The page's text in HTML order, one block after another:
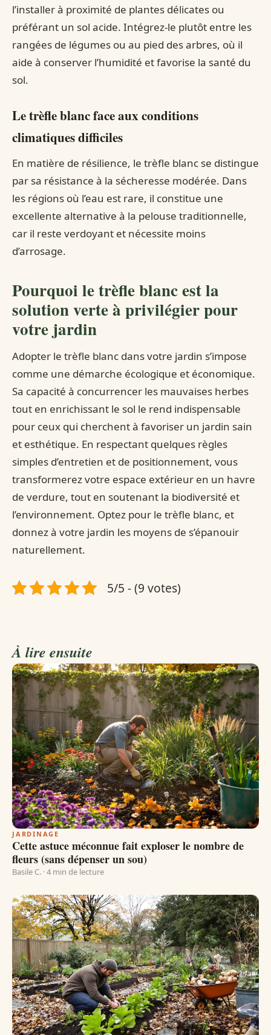
l’installer à proximité de plantes délicates ou
préférant un sol acide. Intégrez-le plutôt entre les
rangées de légumes ou au pied des arbres, où il
aide à conserver l’humidité et favorise la santé du
sol.
Le trèfle blanc face aux conditions
climatiques difficiles
En matière de résilience, le trèfle blanc se distingue
par sa résistance à la sécheresse modérée. Dans
les régions où l’eau est rare, il constitue une
excellente alternative à la pelouse traditionnelle,
car il reste verdoyant et nécessite moins
d’arrosage.
Pourquoi le trèfle blanc est la
solution verte à privilégier pour
votre jardin
Adopter le trèfle blanc dans votre jardin s’impose
comme une démarche écologique et économique.
Sa capacité à concurrencer les mauvaises herbes
tout en enrichissant le sol le rend indispensable
pour ceux qui cherchent à favoriser un jardin sain
et esthétique. En respectant quelques règles
simples d’entretien et de positionnement, vous
transformerez votre espace extérieur en un havre
de verdure, tout en soutenant la biodiversité et
l’environnement. Optez pour le trèfle blanc, et
donnez à votre jardin les moyens de s’épanouir
naturellement.
5/5 - (9 votes)
À lire ensuite
JARDINAGE
Cette astuce méconnue fait exploser le nombre de
fleurs (sans dépenser un sou)
Basile C. · 4 min de lecture